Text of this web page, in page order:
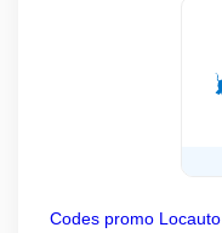
Codes promo Locauto